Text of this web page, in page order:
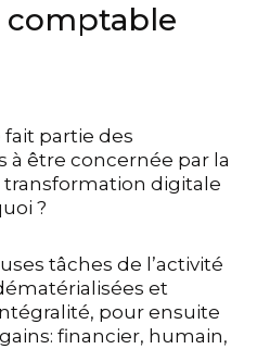
comptable
fait partie des
à être concernée par la
digitale
?
tâches de l’activité
et
pour ensuite
financier, humain,